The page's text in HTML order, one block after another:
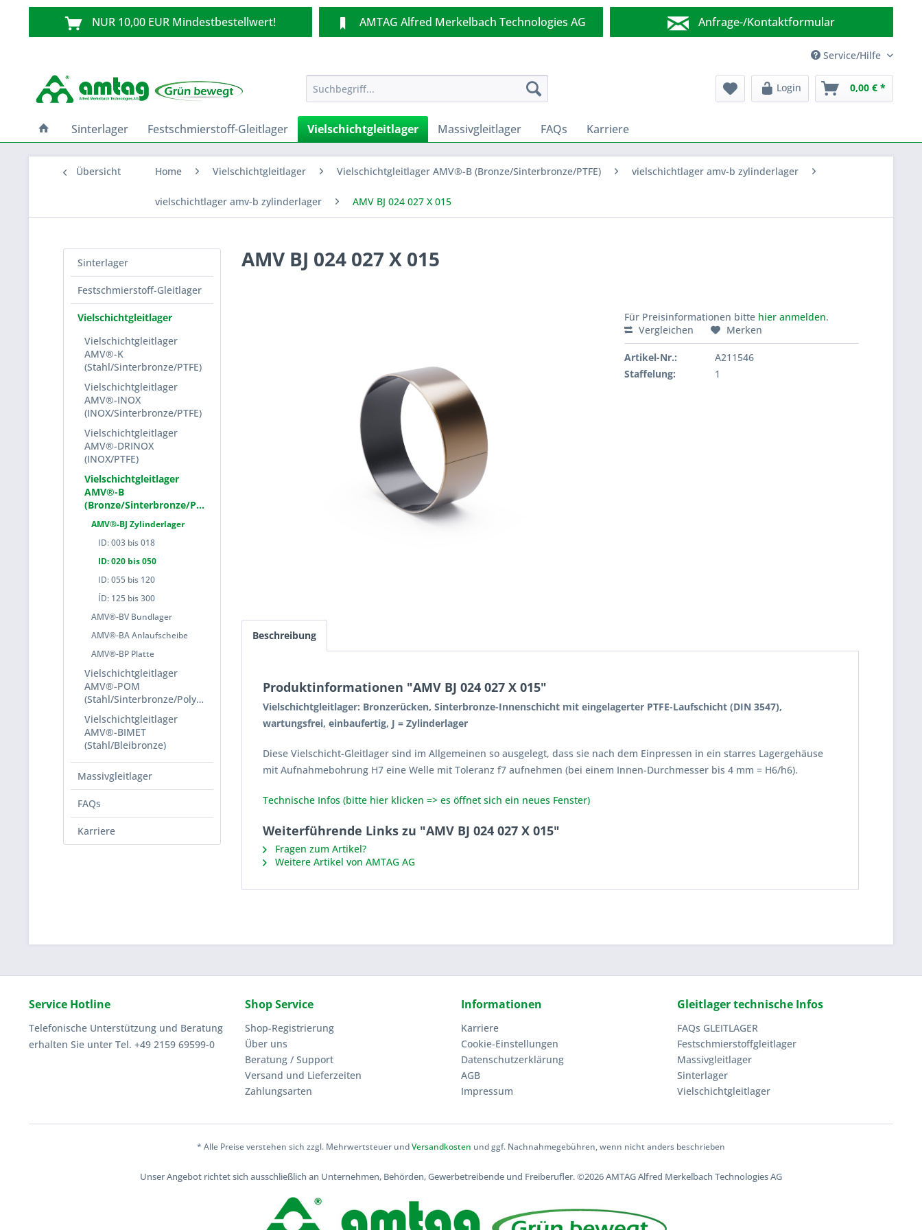
NUR 10,00 EUR Mindestbestellwert! AMTAG Alfred Merkelbach Technologies AG
Anfrage-/Kontaktformular
Wir sind für Sie da! Service/Hilfe
Login 0,00 € *
Sinterlager Festschmierstoff-Gleitlager Vielschichtgleitlager Massivgleitlager FAQs Karriere
Übersicht Home Vielschichtgleitlager Vielschichtgleitlager AMV®-B (Bronze/Sinterbronze/PTFE) vielschichtlager amv-b zylinderlager
vielschichtlager amv-b zylinderlager AMV BJ 024 027 X 015
Sinterlager
Festschmierstoff-Gleitlager
Vielschichtgleitlager
Vielschichtgleitlager
AMV®-K
(Stahl/Sinterbronze/PTFE)
Vielschichtgleitlager
AMV®-INOX
(INOX/Sinterbronze/PTFE)
Vielschichtgleitlager
AMV®-DRINOX
(INOX/PTFE)
Vielschichtgleitlager
AMV®-B
(Bronze/Sinterbronze/PTFE)
AMV®-BJ Zylinderlager
ID: 003 bis 018
ID: 020 bis 050
ID: 055 bis 120
ÍD: 125 bis 300
AMV®-BV Bundlager
AMV®-BA Anlaufscheibe
AMV®-BP Platte
Vielschichtgleitlager
AMV®-POM
(Stahl/Sinterbronze/Polyacetal)
Vielschichtgleitlager
AMV®-BIMET
(Stahl/Bleibronze)
Massivgleitlager
FAQs
Karriere
AMV BJ 024 027 X 015
Für Preisinformationen bitte hier anmelden.
Vergleichen
Merken
Artikel-Nr.:
A211546
Staffelung:
1
Beschreibung
Produktinformationen "AMV BJ 024 027 X 015"
Vielschichtgleitlager: Bronzerücken, Sinterbronze-Innenschicht mit eingelagerter PTFE-Laufschicht (DIN 3547),
wartungsfrei, einbaufertig, J = Zylinderlager
Diese Vielschicht-Gleitlager sind im Allgemeinen so ausgelegt, dass sie nach dem Einpressen in ein starres Lagergehäuse
mit Aufnahmebohrung H7 eine Welle mit Toleranz f7 aufnehmen (bei einem Innen-Durchmesser bis 4 mm = H6/h6).
Technische Infos (bitte hier klicken => es öffnet sich ein neues Fenster)
Weiterführende Links zu "AMV BJ 024 027 X 015"
Fragen zum Artikel?
Weitere Artikel von AMTAG AG
Service Hotline
Telefonische Unterstützung und Beratung
erhalten Sie unter Tel. +49 2159 69599-0
Shop Service
Shop-Registrierung
Über uns
Beratung / Support
Versand und Lieferzeiten
Zahlungsarten
Informationen
Karriere
Cookie-Einstellungen
Datenschutzerklärung
AGB
Impressum
Gleitlager technische Infos
FAQs GLEITLAGER
Festschmierstoffgleitlager
Massivgleitlager
Sinterlager
Vielschichtgleitlager
* Alle Preise verstehen sich zzgl. Mehrwertsteuer undVersandkosten und ggf. Nachnahmegebühren, wenn nicht anders beschrieben
Unser Angebot richtet sich ausschließlich an Unternehmen, Behörden, Gewerbetreibende und Freiberufler.©2026 AMTAG Alfred Merkelbach Technologies AG